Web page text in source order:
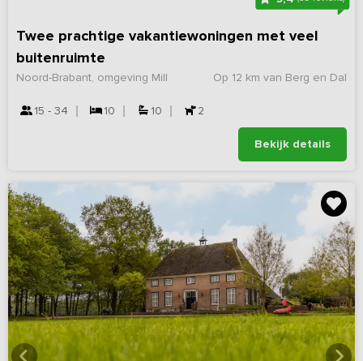
Twee prachtige vakantiewoningen met veel
buitenruimte
Op 12 km van Berg en Dal
Noord-Brabant, omgeving Mill
15 - 34 10 10 2
Bekijk details